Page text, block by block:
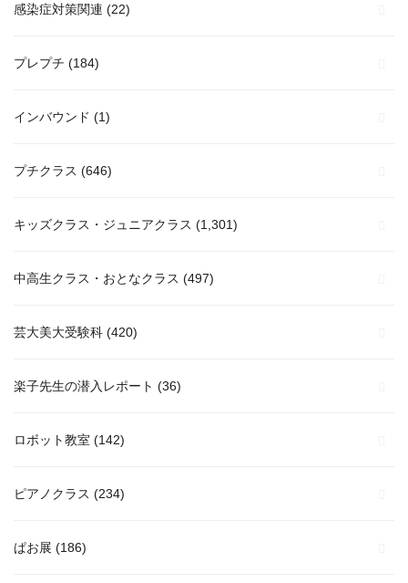
感染症対策関連 (22)
プレプチ (184)
インバウンド (1)
プチクラス (646)
キッズクラス・ジュニアクラス (1,301)
中高生クラス・おとなクラス (497)
芸大美大受験科 (420)
楽子先生の潜入レポート (36)
ロボット教室 (142)
ピアノクラス (234)
ぱお展 (186)